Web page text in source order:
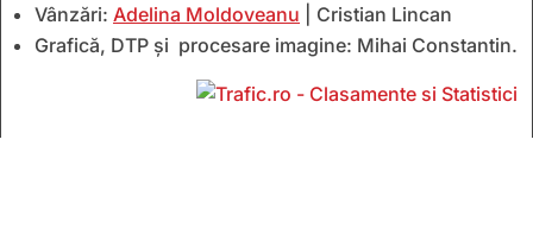
Vânzări: Adelina Moldoveanu | Cristian Lincan
Grafică, DTP și procesare imagine: Mihai Constantin.